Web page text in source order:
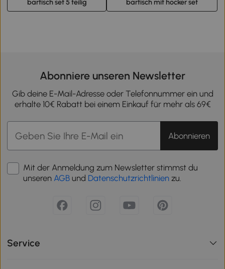
bartisch set 5 teilig bartisch mit hocker set
Abonniere unseren Newsletter
Gib deine E-Mail-Adresse oder Telefonnummer ein und
erhalte 10€ Rabatt bei einem Einkauf für mehr als 69€
Abonnieren
Mit der Anmeldung zum Newsletter stimmst du
unseren AGB und Datenschutzrichtlinien zu.
Service